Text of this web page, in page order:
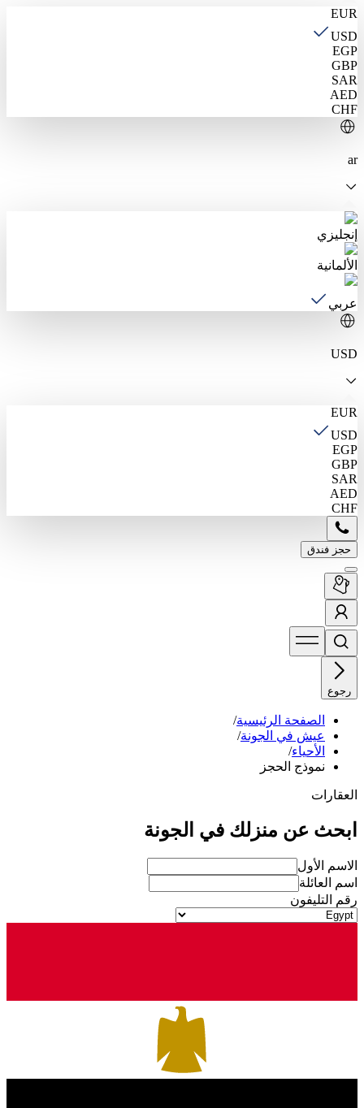
EUR
USD
EGP
GBP
SAR
AED
CHF
ar
إنجليزي
الألمانية
عربي
USD
EUR
USD
EGP
GBP
SAR
AED
CHF
حجز فندق
رجوع
الصفحة الرئيسية/
عيش في الجونة/
الأحياء/
نموذج الحجز
العقارات
ابحث عن منزلك في الجونة
الاسم الأول
اسم العائلة
رقم التليفون